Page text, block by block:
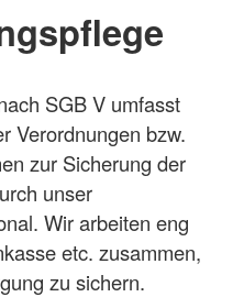
SGB V umfasst
Verordnungen bzw.
zur Sicherung der
unser
Wir arbeiten eng
etc. zusammen,
zu sichern.